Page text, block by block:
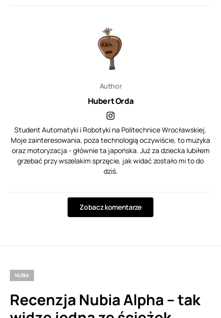
Author
Hubert Orda
Student Automatyki i Robotyki na Politechnice Wrocławskiej.
Moje zainteresowania, poza technologią oczywiście, to muzyka
oraz motoryzacja - głównie ta japońska. Już za dziecka lubiłem
grzebać przy wszelakim sprzęcie, jak widać zostało mi to do
dziś.
Zobacz komentarze
NUBIA
Recenzja Nubia Alpha – tak